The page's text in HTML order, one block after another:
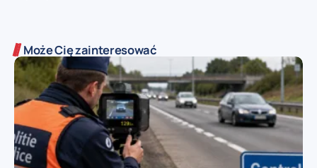
Może Cię zainteresować